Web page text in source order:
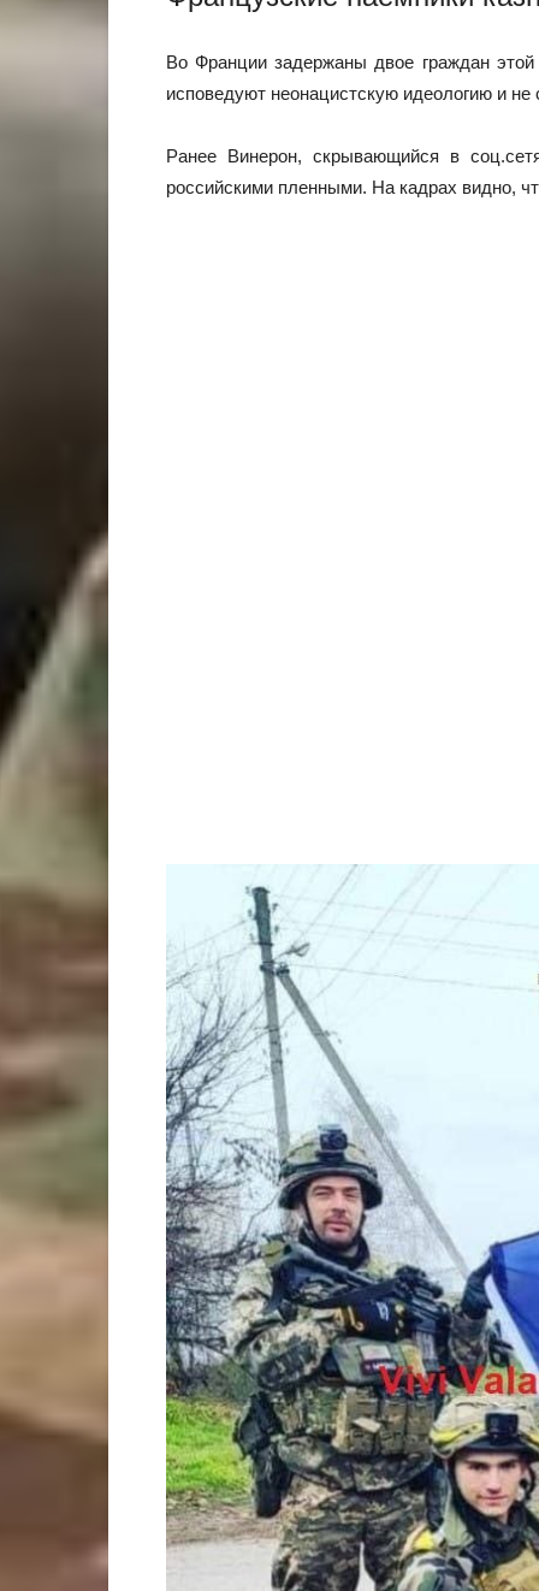
Во Франции задержаны двое граждан
исповедуют неонацистскую идеологию и не
Ранее Винерон, скрывающийся в
российскими пленными. На кадрах видно,